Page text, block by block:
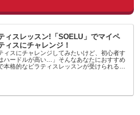
ィスレッスン!「SOELU」でマイペ
ィスにチャレンジ！
ィスにチャレンジしてみたいけど、初心者す
ハードルが高い…」そんなあなたにおすすめ
本格的なピラティスレッスンが受けられるオ